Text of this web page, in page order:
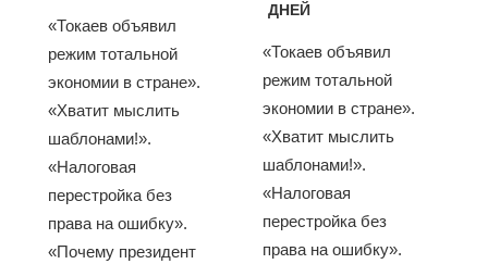
«Токаев объявил
режим тотальной
экономии в стране».
«Хватит мыслить
шаблонами!».
«Налоговая
перестройка без
права на ошибку».
«Почему президент
ДНЕЙ
«Токаев объявил
режим тотальной
экономии в стране».
«Хватит мыслить
шаблонами!».
«Налоговая
перестройка без
права на ошибку».